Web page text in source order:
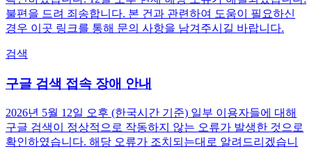
불편을 드려 죄송합니다. 본 건과 관련하여 도움이 필요하신
경우 이곳 링크를 통해 문의 사항을 남겨주시길 바랍니다.
검색
구글 검색 접속 장애 안내
2026년 5월 12일 오후 (한국시간 기준) 일부 이용자들에 대해
구글 검색이 정상적으로 작동하지 않는 오류가 발생한 것으로
확인하였습니다. 해당 오류가 조치되는대로 알려드리겠습니